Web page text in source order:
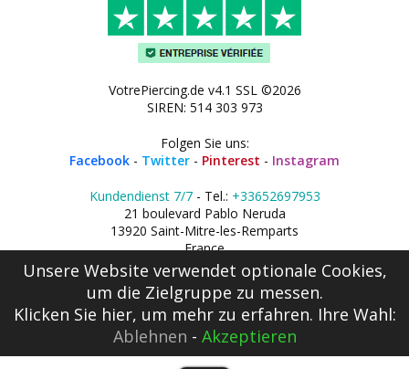
VotrePiercing.de v4.1 SSL ©2026
SIREN: 514 303 973
Folgen Sie uns:
Facebook - Twitter - Pinterest - Instagram
Kundendienst 7/7- Tel.: +33652697953
21 boulevard Pablo Neruda
13920 Saint-Mitre-les-Remparts
France
Unsere Website verwendet optionale Cookies,
um die Zielgruppe zu messen.
Klicken Sie hier, um mehr zu erfahren. Ihre Wahl:
Ablehnen - Akzeptieren